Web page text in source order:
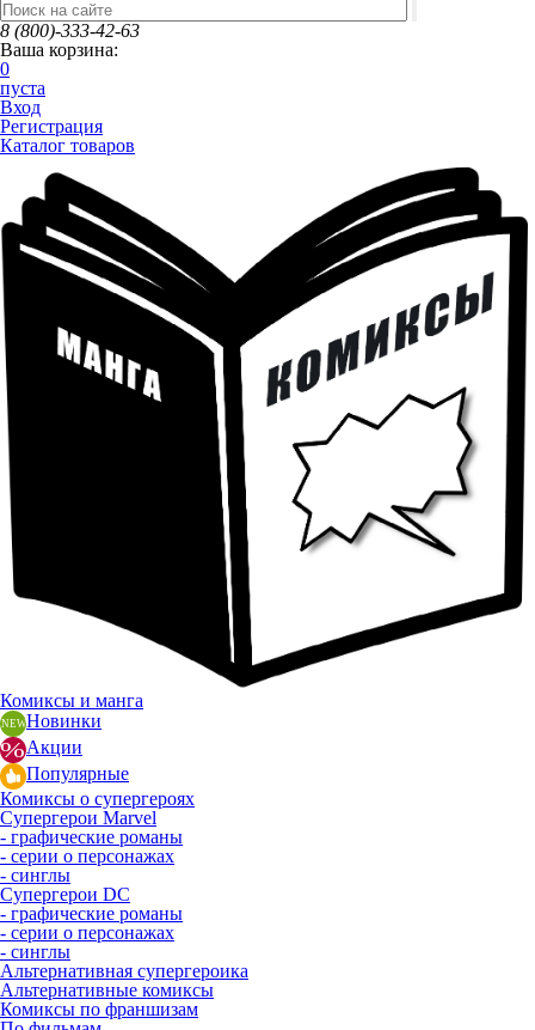
8 (800)-333-42-63
Ваша корзина:
0
пуста
Вход
Регистрация
Каталог товаров
Комиксы и манга
Новинки
Акции
Популярные
Комиксы о супергероях
Супергерои Marvel
- графические романы
- серии о персонажах
- синглы
Супергерои DC
- графические романы
- серии о персонажах
- синглы
Альтернативная супергероика
Альтернативные комиксы
Комиксы по франшизам